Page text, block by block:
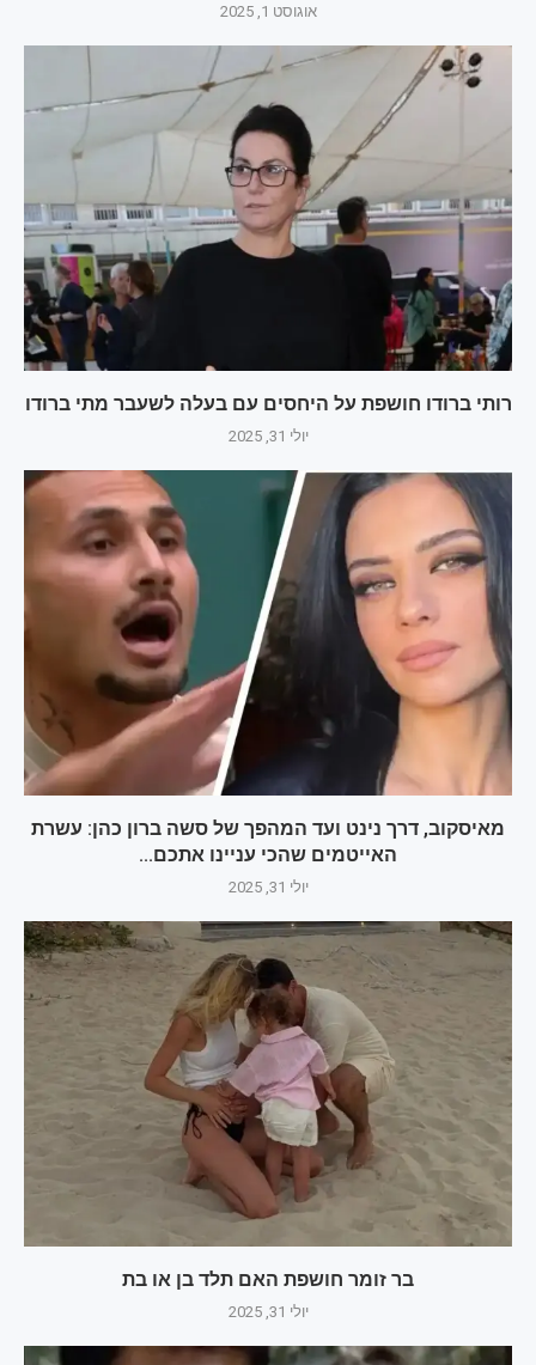
אוגוסט 1, 2025
רותי ברודו חושפת על היחסים עם בעלה לשעבר מתי ברודו
יולי 31, 2025
מאיסקוב, דרך נינט ועד המהפך של סשה ברון כהן: עשרת
האייטמים שהכי עניינו אתכם...
יולי 31, 2025
בר זומר חושפת האם תלד בן או בת
יולי 31, 2025